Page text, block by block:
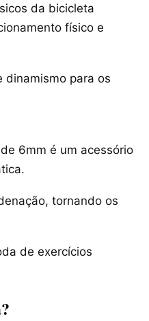
da bicicleta
físico e
dinamismo para os
6mm é um acessório
tornando os
de exercícios